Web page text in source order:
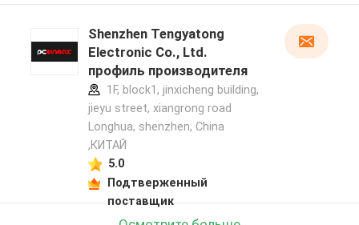
Shenzhen Tengyatong
Electronic Co., Ltd.
профиль производителя
1F, block1, jinxicheng building,
jieyu street, xiangrong road
Longhua, shenzhen, China
,КИТАЙ
5.0
Подтверженный
поставщик